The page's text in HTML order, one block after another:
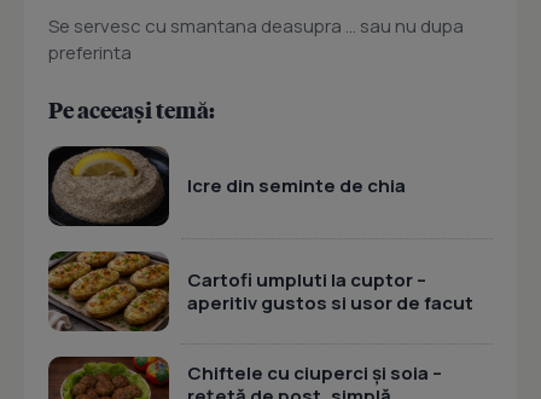
Se servesc cu smantana deasupra ... sau nu dupa
preferinta
Pe aceeași temă:
Icre din seminte de chia
Cartofi umpluti la cuptor –
aperitiv gustos si usor de facut
Chiftele cu ciuperci și soia –